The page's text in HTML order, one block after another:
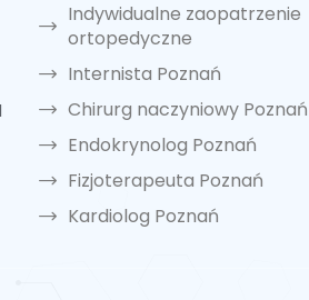
Indywidualne zaopatrzenie
ortopedyczne
Internista Poznań
Chirurg naczyniowy Poznań
Endokrynolog Poznań
Fizjoterapeuta Poznań
Kardiolog Poznań